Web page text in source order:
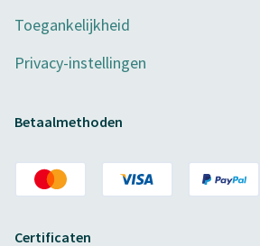
Toegankelijkheid
Privacy-instellingen
Betaalmethoden
Certificaten